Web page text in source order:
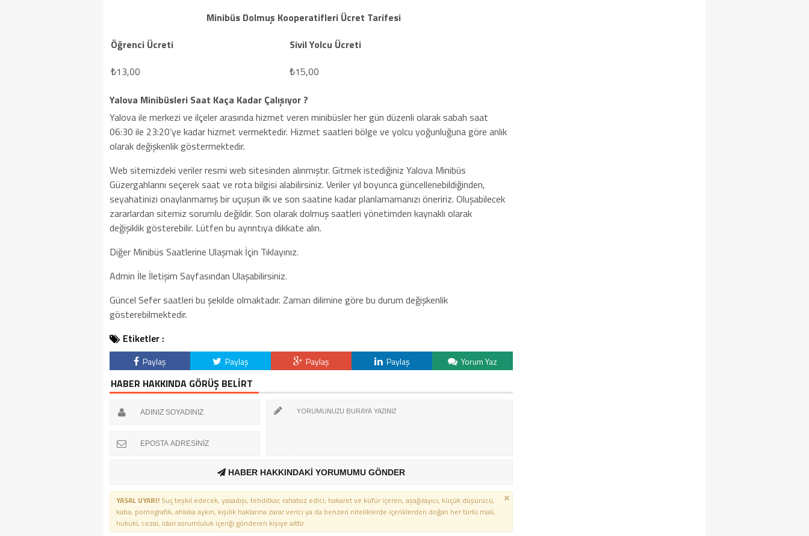
Minibüs Dolmuş Kooperatifleri Ücret Tarifesi
Öğrenci Ücreti
Sivil Yolcu Ücreti
₺13,00
₺15,00
Yalova Minibüsleri Saat Kaça Kadar Çalışıyor ?
Yalova ile merkezi ve ilçeler arasında hizmet veren minibüsler her gün düzenli olarak sabah saat
06:30 ile 23:20’ye kadar hizmet vermektedir. Hizmet saatleri bölge ve yolcu yoğunluğuna göre anlık
olarak değişkenlik göstermektedir.
Web sitemizdeki veriler resmi web sitesinden alınmıştır. Gitmek istediğiniz Yalova Minibüs
Güzergahlarını seçerek saat ve rota bilgisi alabilirsiniz. Veriler yıl boyunca güncellenebildiğinden,
seyahatinizi onaylanmamış bir uçuşun ilk ve son saatine kadar planlamamanızı öneririz. Oluşabilecek
zararlardan sitemiz sorumlu değildir. Son olarak dolmuş saatleri yönetimden kaynaklı olarak
değişiklik gösterebilir. Lütfen bu ayrıntıya dikkate alın.
Diğer Minibüs Saatlerine Ulaşmak İçin Tıklayınız.
Admin İle İletişim Sayfasından Ulaşabilirsiniz.
Güncel Sefer saatleri bu şekilde olmaktadır. Zaman dilimine göre bu durum değişkenlik
gösterebilmektedir.
Etiketler :
Paylaş Paylaş Paylaş Paylaş Yorum Yaz
HABER HAKKINDA GÖRÜŞ BELİRT
HABER HAKKINDAKİ YORUMUMU GÖNDER
YASAL UYARI! Suç teşkil edecek, yasadışı, tehditkar, rahatsız edici, hakaret ve küfür içeren, aşağılayıcı, küçük düşürücü,
kaba, pornografik, ahlaka aykırı, kişilik haklarına zarar verici ya da benzeri niteliklerde içeriklerden doğan her türlü mali,
hukuki, cezai, idari sorumluluk içeriği gönderen kişiye aittir.